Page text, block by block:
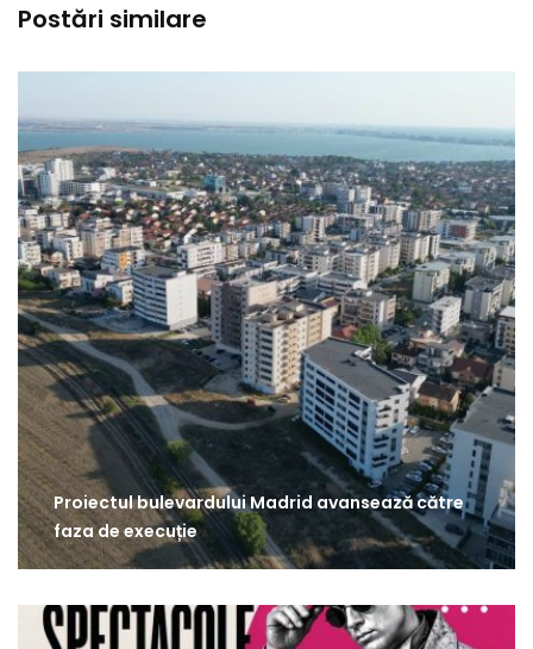
Postări similare
Proiectul bulevardului Madrid avansează către
faza de execuție